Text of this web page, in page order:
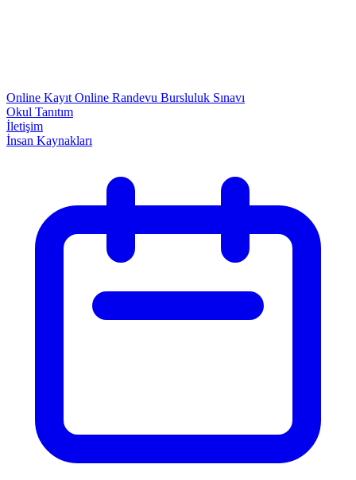
Online Kayıt Online Randevu Bursluluk Sınavı
Okul Tanıtım
İletişim
İnsan Kaynakları